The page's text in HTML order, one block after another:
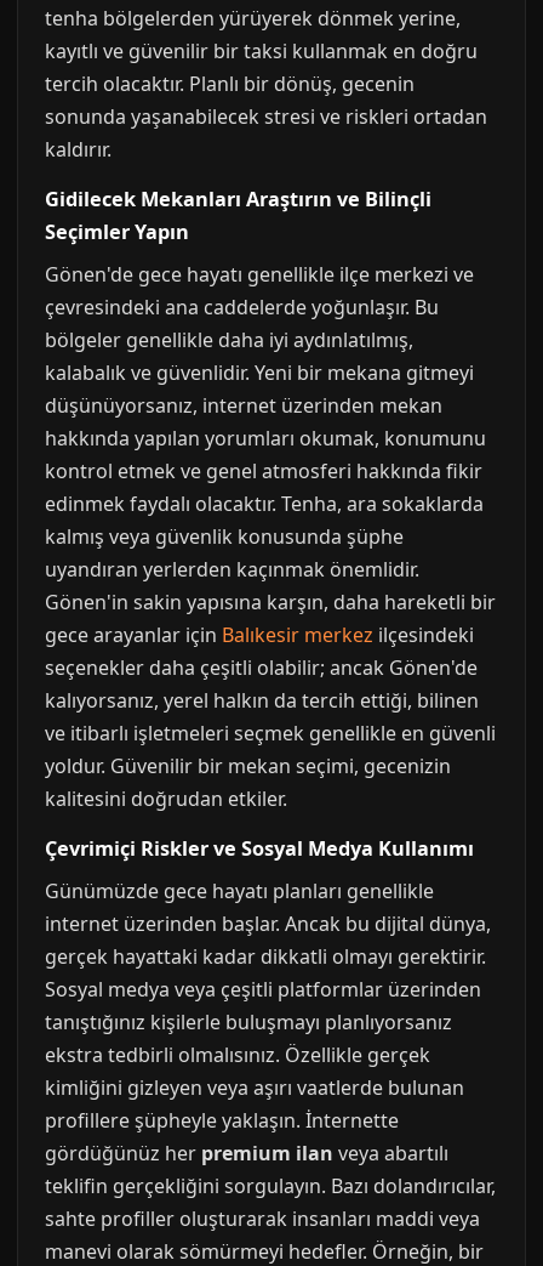
tenha bölgelerden yürüyerek dönmek yerine,
kayıtlı ve güvenilir bir taksi kullanmak en doğru
tercih olacaktır. Planlı bir dönüş, gecenin
sonunda yaşanabilecek stresi ve riskleri ortadan
kaldırır.
Gidilecek Mekanları Araştırın ve Bilinçli
Seçimler Yapın
Gönen'de gece hayatı genellikle ilçe merkezi ve
çevresindeki ana caddelerde yoğunlaşır. Bu
bölgeler genellikle daha iyi aydınlatılmış,
kalabalık ve güvenlidir. Yeni bir mekana gitmeyi
düşünüyorsanız, internet üzerinden mekan
hakkında yapılan yorumları okumak, konumunu
kontrol etmek ve genel atmosferi hakkında fikir
edinmek faydalı olacaktır. Tenha, ara sokaklarda
kalmış veya güvenlik konusunda şüphe
uyandıran yerlerden kaçınmak önemlidir.
Gönen'in sakin yapısına karşın, daha hareketli bir
gece arayanlar için Balıkesir merkez ilçesindeki
seçenekler daha çeşitli olabilir; ancak Gönen'de
kalıyorsanız, yerel halkın da tercih ettiği, bilinen
ve itibarlı işletmeleri seçmek genellikle en güvenli
yoldur. Güvenilir bir mekan seçimi, gecenizin
kalitesini doğrudan etkiler.
Çevrimiçi Riskler ve Sosyal Medya Kullanımı
Günümüzde gece hayatı planları genellikle
internet üzerinden başlar. Ancak bu dijital dünya,
gerçek hayattaki kadar dikkatli olmayı gerektirir.
Sosyal medya veya çeşitli platformlar üzerinden
tanıştığınız kişilerle buluşmayı planlıyorsanız
ekstra tedbirli olmalısınız. Özellikle gerçek
kimliğini gizleyen veya aşırı vaatlerde bulunan
profillere şüpheyle yaklaşın. İnternette
gördüğünüz her premium ilan veya abartılı
teklifin gerçekliğini sorgulayın. Bazı dolandırıcılar,
sahte profiller oluşturarak insanları maddi veya
manevi olarak sömürmeyi hedefler. Örneğin, bir